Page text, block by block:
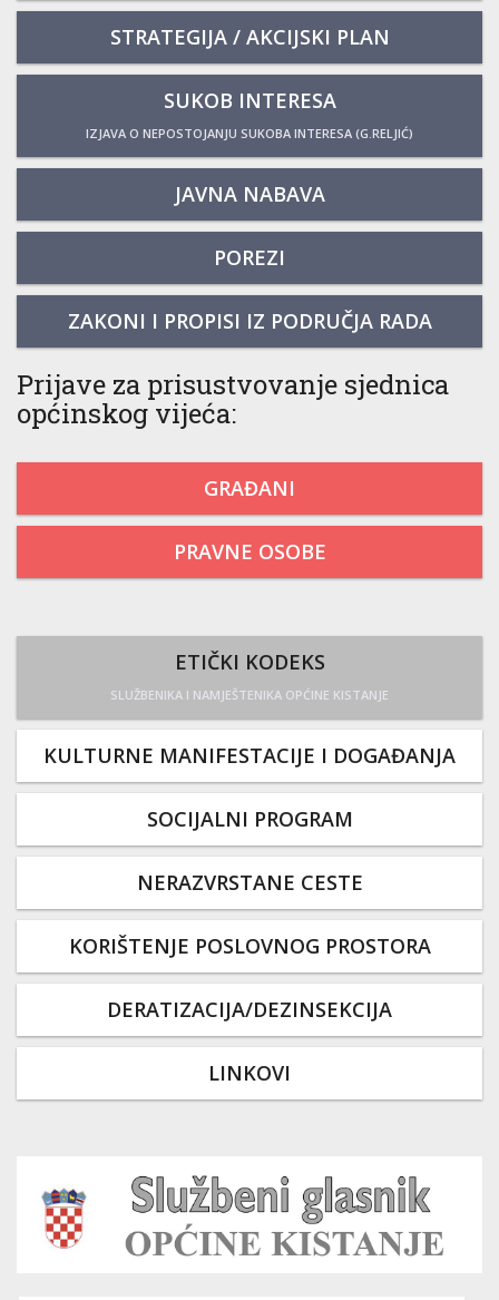
STRATEGIJA / AKCIJSKI PLAN
SUKOB INTERESA
IZJAVA O NEPOSTOJANJU SUKOBA INTERESA (G.RELJIĆ)
JAVNA NABAVA
POREZI
ZAKONI I PROPISI IZ PODRUČJA RADA
Prijave za prisustvovanje sjednica
općinskog vijeća:
GRAĐANI
PRAVNE OSOBE
ETIČKI KODEKS
SLUŽBENIKA I NAMJEŠTENIKA OPĆINE KISTANJE
KULTURNE MANIFESTACIJE I DOGAĐANJA
SOCIJALNI PROGRAM
NERAZVRSTANE CESTE
KORIŠTENJE POSLOVNOG PROSTORA
DERATIZACIJA/DEZINSEKCIJA
LINKOVI